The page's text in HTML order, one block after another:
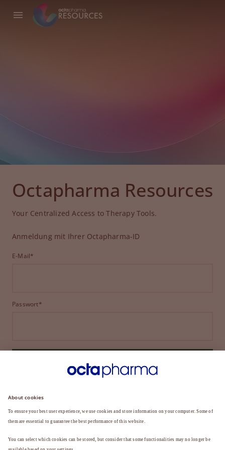
Octapharma Resources
Your Centralized Access to Therapy Tools.
Anmeldung mit Ihrer Octapharma-ID
E-Mail*
Passwort*
ANMELDEN